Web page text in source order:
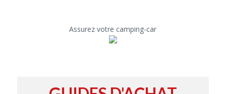
Assurez votre camping-car